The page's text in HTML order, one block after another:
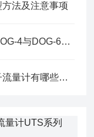
法及注意事项
德国科宝KOBOLD气体振荡流量计DOG-4与DOG-6核心区别
德国科宝KOBOLD挡板流量计比转子流量计有哪些优势